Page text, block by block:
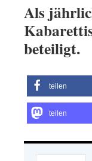
Als
beteiligt.
teilen
teilen